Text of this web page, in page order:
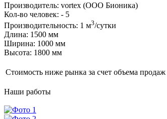
Производитель: vortex (ООО Бионика)
Кол-во человек: - 5
Производительность: 1 м3/сутки
Длина: 1500 мм
Ширина: 1000 мм
Высота: 1800 мм
Стоимость ниже рынка за счет объема продаж
Наши работы